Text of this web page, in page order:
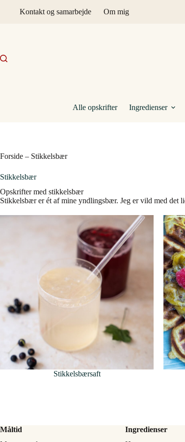
Kontakt og samarbejde Om mig
Alle opskrifter Ingredienser
Forside – Stikkelsbær
Stikkelsbær
Opskrifter med stikkelsbær
Stikkelsbær er ét af mine yndlingsbær. Jeg er vild med det
Stikkelsbærsaft
Måltid
Ingredienser